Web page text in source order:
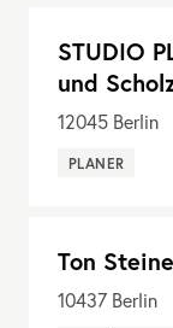
STUDIO
und
12045 Berlin
PLANER
Ton
10437 Berlin